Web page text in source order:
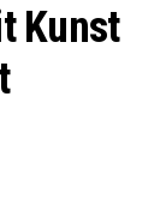
Kunst